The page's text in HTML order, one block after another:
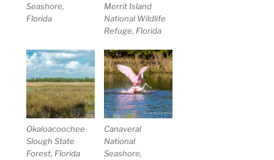
Seashore,
Florida
Merrit Island
National Wildlife
Refuge, Florida
Okaloacoochee
Slough State
Forest, Florida
Canaveral
National
Seashore,